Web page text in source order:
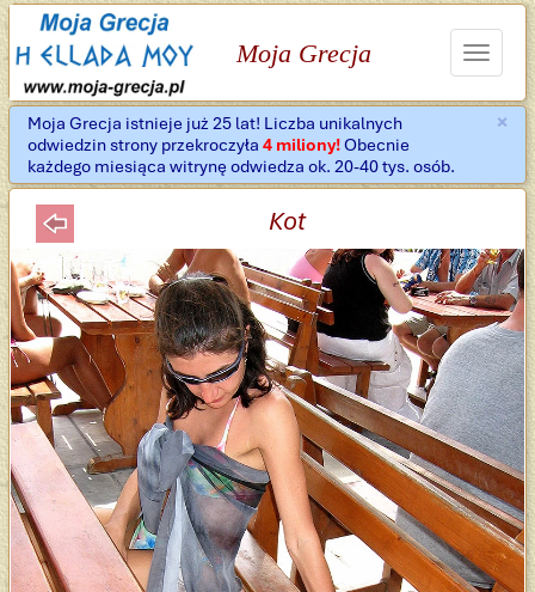
Moja Grecja
Toggle
×
Moja Grecja istnieje już 25 lat! Liczba unikalnych
odwiedzin strony przekroczyła 4 miliony!Obecnie
każdego miesiąca witrynę odwiedza ok. 20-40 tys. osób.
Kot